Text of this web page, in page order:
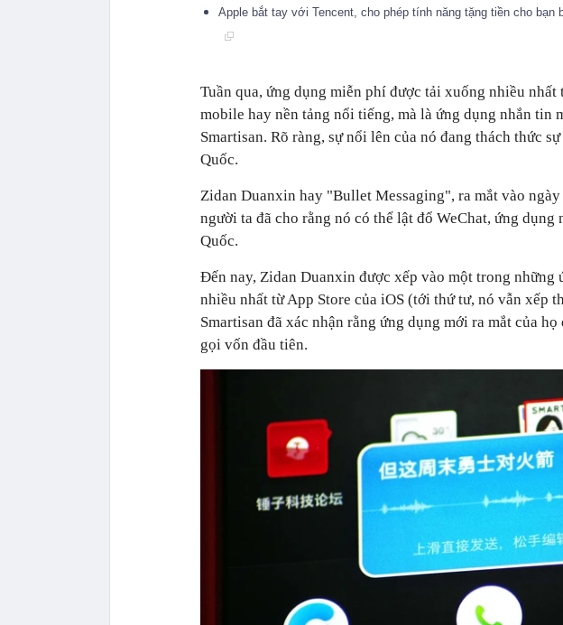
Apple bắt tay với Tencent, cho phép tính năng tặng tiền cho
Tuần qua, ứng dụng miễn phí được tải xuống nhiều
mobile hay nền tảng nổi tiếng, mà là ứng dụng nhắn tin
Smartisan. Rõ ràng, sự nổi lên của nó đang thách thức
Quốc.
Zidan Duanxin hay "Bullet Messaging", ra mắt vào
người ta đã cho rằng nó có thể lật đổ WeChat, ứng
Quốc.
Đến nay, Zidan Duanxin được xếp vào một trong những
nhiều nhất từ App Store của iOS (tới thứ tư, nó vẫn xếp
Smartisan đã xác nhận rằng ứng dụng mới ra mắt của
gọi vốn đầu tiên.